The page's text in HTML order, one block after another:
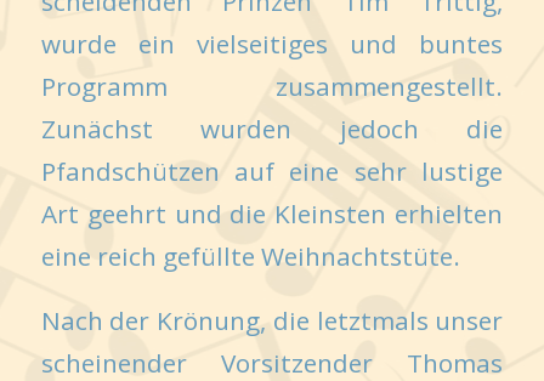
wurde ein vielseitiges und buntes
Programm zusammengestellt.
Zunächst wurden jedoch die
Pfandschützen auf eine sehr lustige
Art geehrt und die Kleinsten erhielten
eine reich gefüllte Weihnachtstüte.
Nach der Krönung, die letztmals unser
scheinender Vorsitzender Thomas